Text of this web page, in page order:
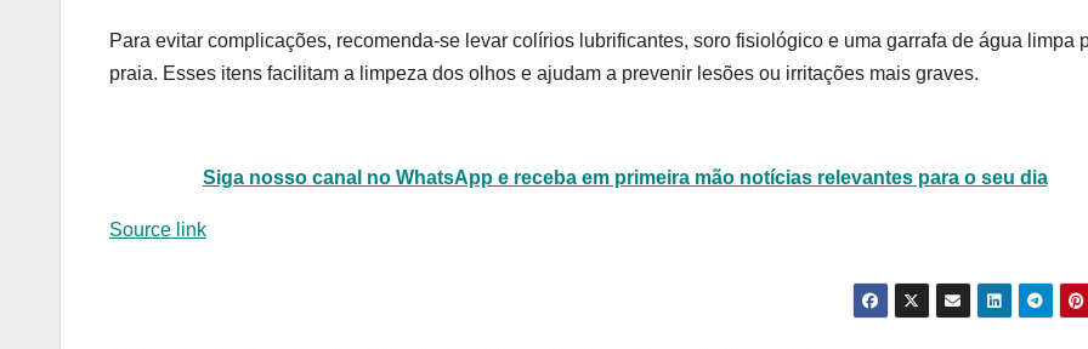
Para evitar complicações, recomenda-se levar colírios lubrificantes, soro fisiológico e uma garrafa de água limpa
praia. Esses itens facilitam a limpeza dos olhos e ajudam a prevenir lesões ou irritações mais graves.
Siga nosso canal no WhatsApp e receba em primeira mão notícias relevantes para o seu dia
Source link